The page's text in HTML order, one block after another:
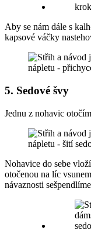
Aby se nám dále s
kapsové váčky
5. Sedové švy
Jednu z nohavic
Nohavice do sebe
otočenou na líc
návaznosti